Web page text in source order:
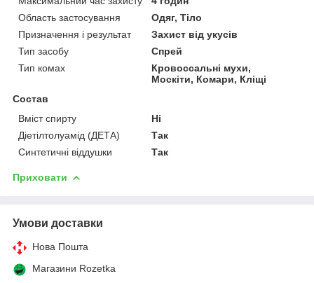
Область застосування
Одяг, Тіло
Призначення і результат
Захист від укусів
Тип засобу
Спрей
Тип комах
Кровоссальні мухи,
Москіти, Комари, Кліщі
Состав
Вміст спирту
Ні
Діетілтолуамід (ДЕТА)
Так
Синтетичні віддушки
Так
Приховати
Умови доставки
Нова Пошта
Магазини Rozetka